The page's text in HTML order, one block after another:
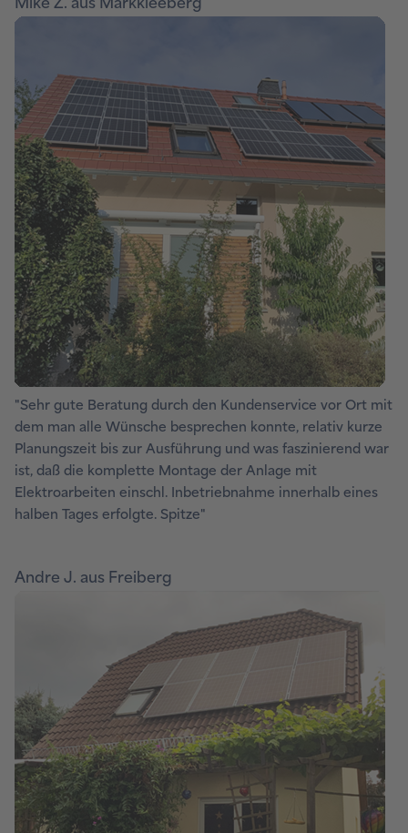
"Sehr gute Beratung durch den Kundenservice vor Ort mit
dem man alle Wünsche besprechen konnte, relativ kurze
Planungszeit bis zur Ausführung und was faszinierend war
ist, daß die komplette Montage der Anlage mit
Elektroarbeiten einschl. Inbetriebnahme innerhalb eines
halben Tages erfolgte. Spitze"
Andre J. aus Freiberg